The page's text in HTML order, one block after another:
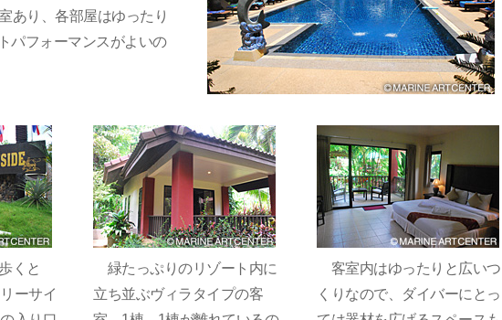
あり、各部屋はゆったり
パフォーマンスがよいの
くと
ーサイ
緑たっぷりのリゾート内に
立ち並ぶヴィラタイプの客
客室内はゆったりと広いつ
くりなので、ダイバーにとっ